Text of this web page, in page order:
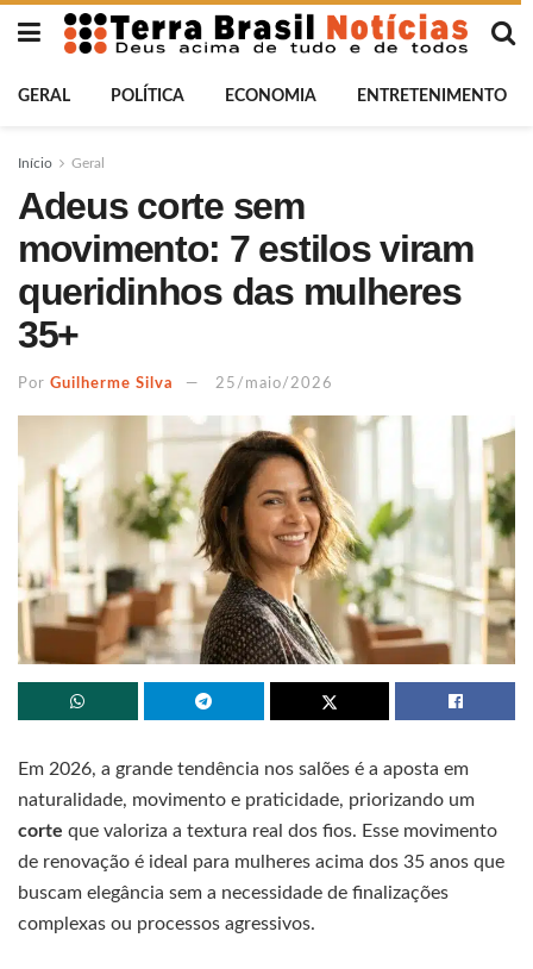
GERAL POLÍTICA ECONOMIA ENTRETENIMENTO
Início Geral
Adeus corte sem
movimento: 7 estilos viram
queridinhos das mulheres
35+
Por Guilherme Silva 25/maio/2026
Em 2026, a grande tendência nos salões é a aposta em
naturalidade, movimento e praticidade, priorizando um
corte que valoriza a textura real dos fios. Esse movimento
de renovação é ideal para mulheres acima dos 35 anos que
buscam elegância sem a necessidade de finalizações
complexas ou processos agressivos.